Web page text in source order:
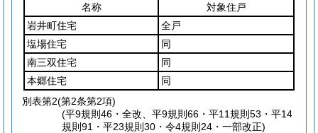
名称
対象住戸
岩井町住宅
全戸
塩場住宅
同
南三双住宅
同
本郷住宅
同
別表第2(第2条第2項)
(平9規則46・全改、平9規則66・平11規則53・平14
規則91・平23規則30・令4規則24・一部改正)